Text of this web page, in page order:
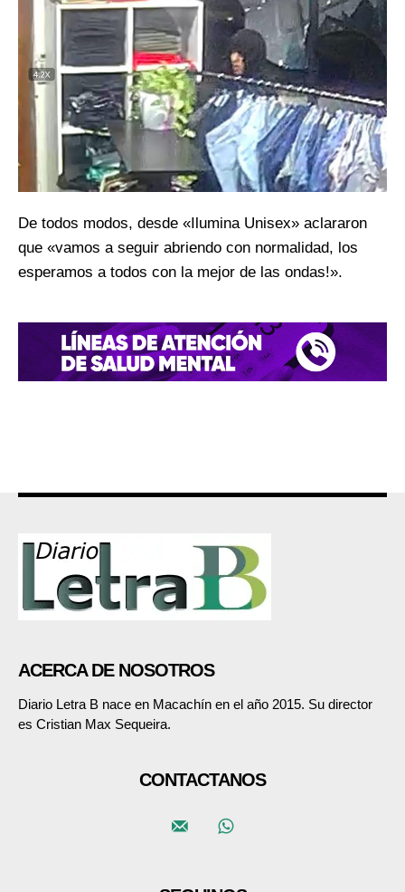
De todos modos, desde «Ilumina Unisex» aclararon
que «vamos a seguir abriendo con normalidad, los
esperamos a todos con la mejor de las ondas!».
ACERCA DE NOSOTROS
Diario Letra B nace en Macachín en el año 2015. Su director
es Cristian Max Sequeira.
CONTACTANOS